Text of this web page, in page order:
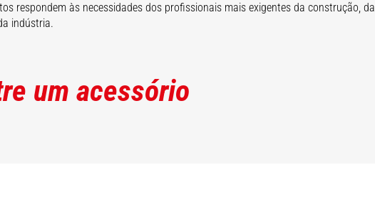
respondem às necessidades dos profissionais mais exigentes da construção, da
indústria.
um acessório